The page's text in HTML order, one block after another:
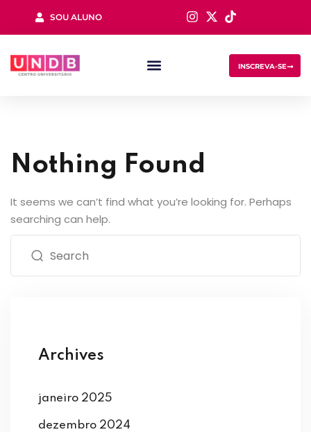
SOU ALUNO
INSCREVA-SE
Nothing Found
It seems we can’t find what you’re looking for. Perhaps
searching can help.
Archives
janeiro 2025
dezembro 2024